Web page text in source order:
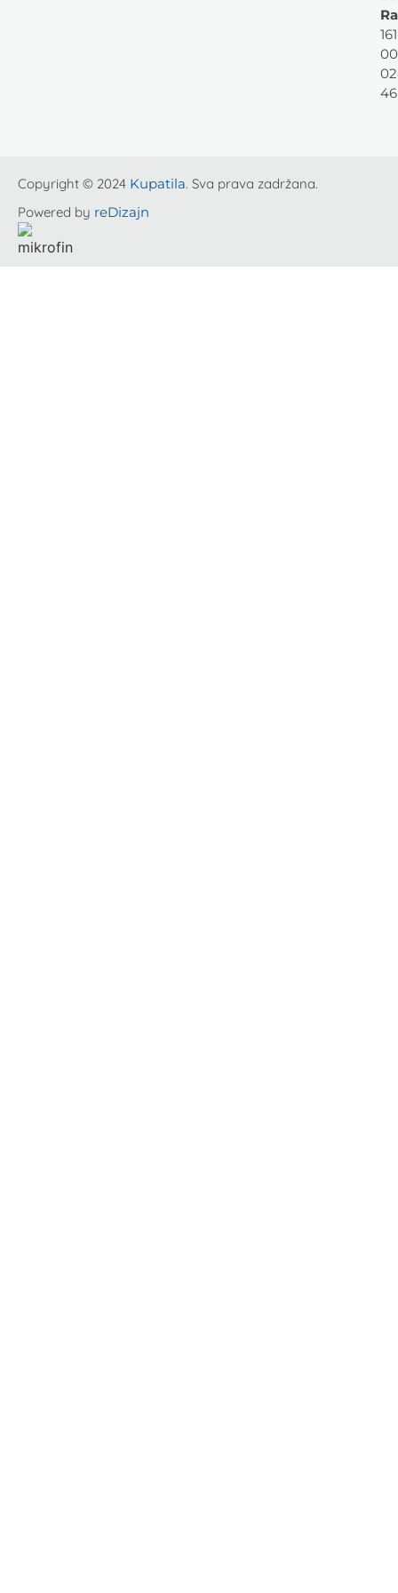
46
Copyright © 2024 Kupatila. Sva prava zadržana.
Powered by reDizajn